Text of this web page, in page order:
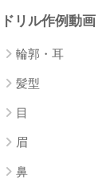
ドリル作例動画
輪郭・耳
髪型
目
眉
鼻